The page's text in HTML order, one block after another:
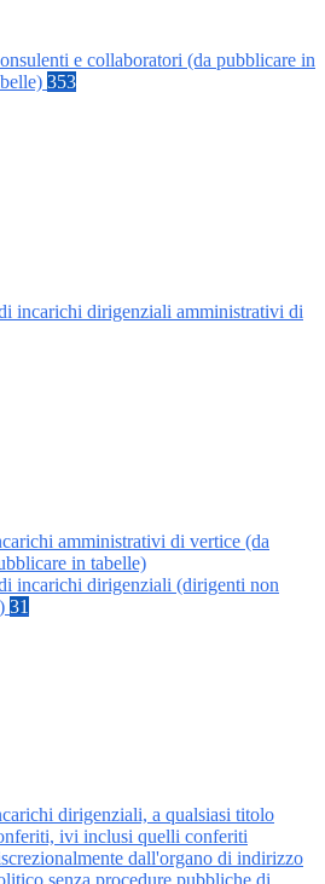
e collaboratori (da pubblicare in
353
incarichi dirigenziali amministrativi di
amministrativi di vertice (da
in tabelle)
incarichi dirigenziali (dirigenti non
31
dirigenziali, a qualsiasi titolo
ivi inclusi quelli conferiti
dall'organo di indirizzo